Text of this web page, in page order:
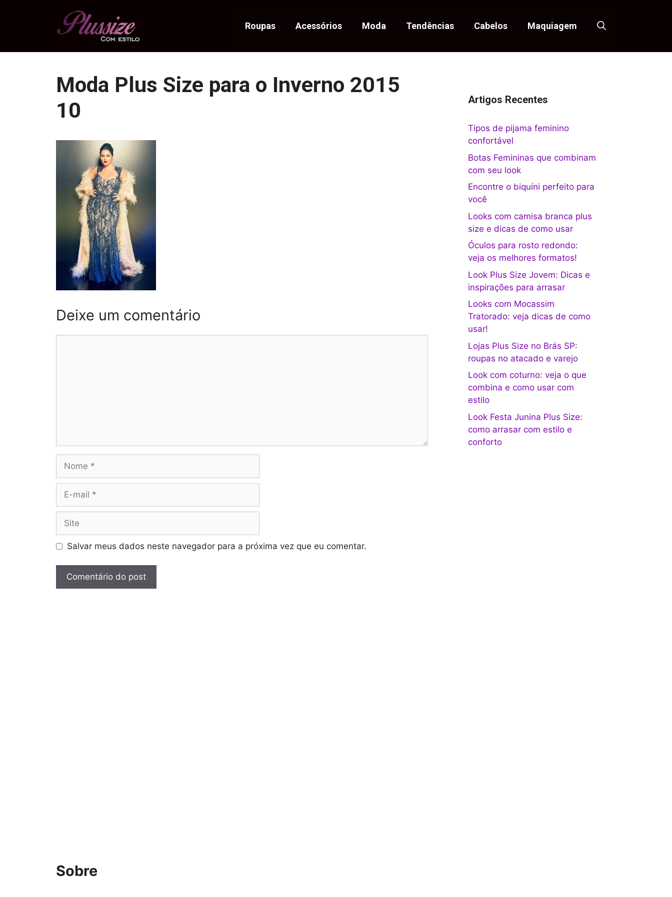
Roupas Acessórios Moda Tendências Cabelos Maquiagem
Moda Plus Size para o Inverno 2015
10
Deixe um comentário
mail
Salvar meus dados neste navegador para a próxima vez que eu comentar.
Artigos Recentes
Tipos de pijama feminino
confortável
Botas Femininas que combinam
com seu look
Encontre o biquíni perfeito para
você
Looks com camisa branca plus
size e dicas de como usar
Óculos para rosto redondo:
veja os melhores formatos!
Look Plus Size Jovem: Dicas e
inspirações para arrasar
Looks com Mocassim
Tratorado: veja dicas de como
usar!
Lojas Plus Size no Brás SP:
roupas no atacado e varejo
Look com coturno: veja o que
combina e como usar com
estilo
Look Festa Junina Plus Size:
como arrasar com estilo e
conforto
Sobre